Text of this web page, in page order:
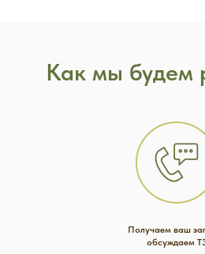
Как мы будем
Получаем ваш
обсуждаем